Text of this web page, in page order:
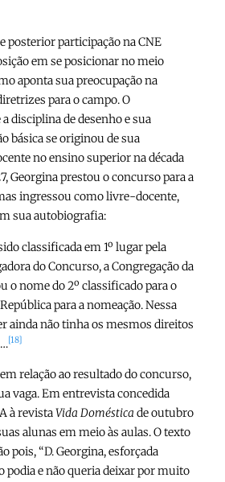
posterior participação na CNE
em se posicionar no meio
aponta sua preocupação na
para o campo. O
disciplina de desenho e sua
básica se originou de sua
no ensino superior na década
Georgina prestou o concurso para a
ingressou como livre-docente,
sua autobiografia:
classificada em 1º lugar pela
do Concurso, a Congregação da
o nome do 2º classificado para o
para a nomeação. Nessa
ainda não tinha os mesmos direitos
[18]
relação ao resultado do concurso,
vaga. Em entrevista concedida
à revistaVida Doméstica de outubro
alunas em meio às aulas. O texto
pois, “D. Georgina, esforçada
podia e não queria deixar por muito